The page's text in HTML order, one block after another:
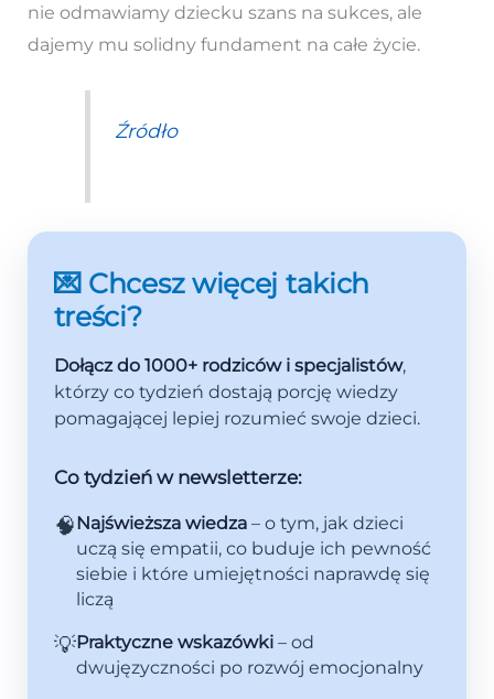
nie odmawiamy dziecku szans na sukces, ale
dajemy mu solidny fundament na całe życie.
Źródło
💌 Chcesz więcej takich
treści?
Dołącz do 1000+ rodziców i specjalistów,
którzy co tydzień dostają porcję wiedzy
pomagającej lepiej rozumieć swoje dzieci.
Co tydzień w newsletterze:
🧠 Najświeższa wiedza– o tym, jak dzieci
uczą się empatii, co buduje ich pewność
siebie i które umiejętności naprawdę się
liczą
💡Praktyczne wskazówki– od
dwujęzyczności po rozwój emocjonalny